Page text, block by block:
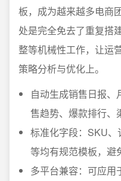
板，成为越来越多电商
处是完全免去了重复搭
整等机械性工作，让运
策略分析与优化上。
自动生成销售日报、
售趋势、爆款排行、
标准化字段：SKU
等均有规范模板，避
多平台兼容：可应用